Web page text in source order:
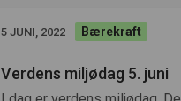
5 JUNI, 2022 Bærekraft
Verdens miljødag 5. juni